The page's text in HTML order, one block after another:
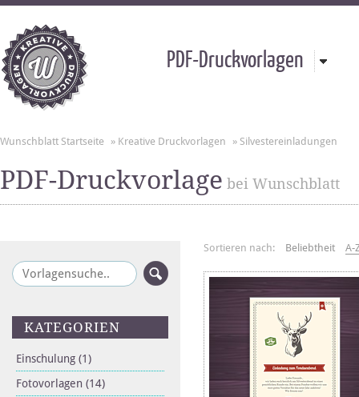
PDF-Druckvorlagen
Wunschblatt Startseite » Kreative Druckvorlagen » Silvestereinladungen
PDF-Druckvorlage bei Wunschblatt
KATEGORIEN
Einschulung (1)
Fotovorlagen (14)
Sortieren nach: Beliebtheit A-